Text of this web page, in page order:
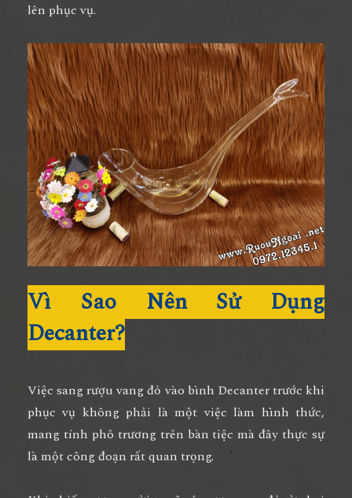
lên phục vụ.
Vì Sao Nên Sử Dụng
Decanter?
Việc sang rượu vang đỏ vào bình Decanter trước khi
phục vụ không phải là một việc làm hình thức,
mang tính phô trương trên bàn tiệc mà đây thực sự
là một công đoạn rất quan trọng.